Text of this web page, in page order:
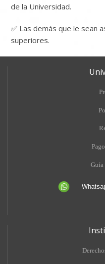
de la Universidad.
✅ Las demás que le sean
superiores.
Guía